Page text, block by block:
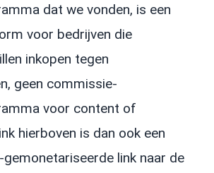
dat we vonden, is een
voor bedrijven die
inkopen tegen
geen commissie-
voor content of
hierboven is dan ook een
gemonetariseerde link naar de